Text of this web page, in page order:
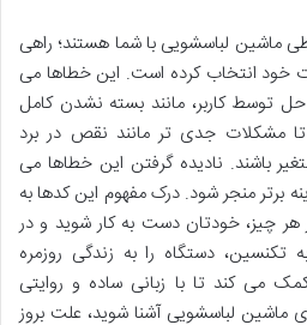
ماشین لباسشویی با شما هستند؛ راهی
خود انتخاب کرده است. این خطاها می
توسط کاربر، مانند بسته نشدن کامل
تا مشکلات جدی تر مانند نقص در برد
باشند. نادیده گرفتن این خطاها می
برتر منجر شود. درک مفهوم این کدها به
چیز، خودتان دست به کار شوید و در
تکنسین، دستگاه را به زندگی روزمره
کمک می کند تا با زبانی ساده و روایتی
ماشین لباسشویی آشنا شوید، علت بروز